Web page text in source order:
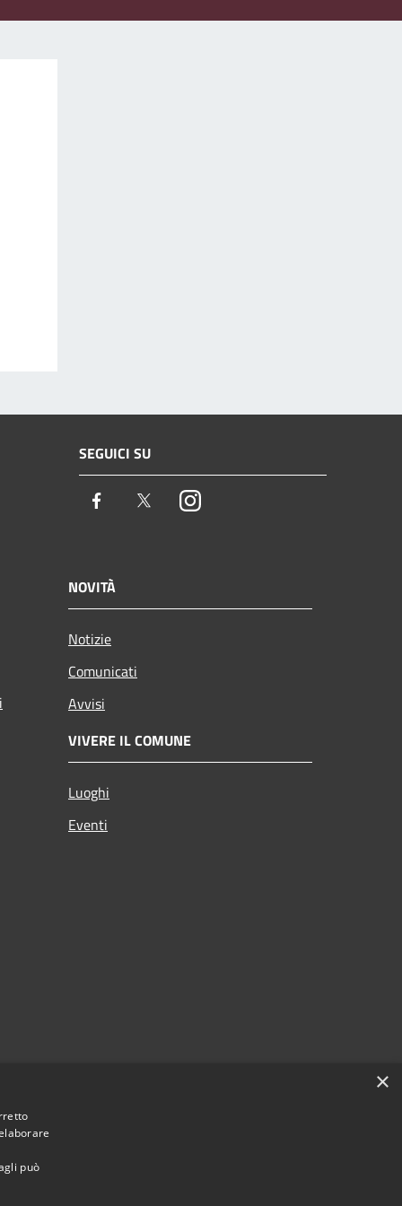
SEGUICI SU
Facebook TwitterInstagram
NOVITÀ
Notizie
Comunicati
Avvisi
VIVERE IL COMUNE
Luoghi
Eventi
×
può